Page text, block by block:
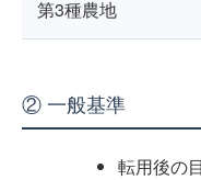
第3種農地
② 一般基準
転用後の